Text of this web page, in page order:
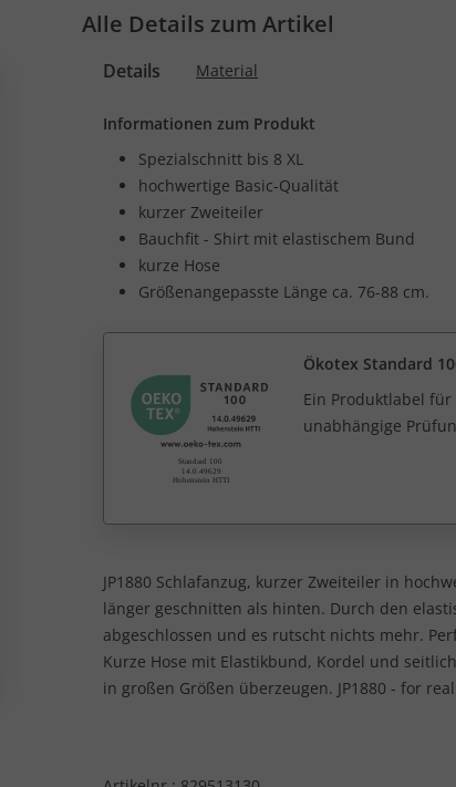
Alle Details zum Artikel
Details Material
Informationen zum Produkt
Spezialschnitt bis 8 XL
hochwertige Basic-Qualität
kurzer Zweiteiler
Bauchfit - Shirt mit elastischem Bund
kurze Hose
Größenangepasste Länge ca. 76-88 cm.
Ökotex Standard
Ein Produktlabel
unabhängige
JP1880 Schlafanzug, kurzer Zweiteiler in
länger geschnitten als hinten. Durch den
abgeschlossen und es rutscht nichts mehr.
Kurze Hose mit Elastikbund, Kordel und
in großen Größen überzeugen. JP1880 - for